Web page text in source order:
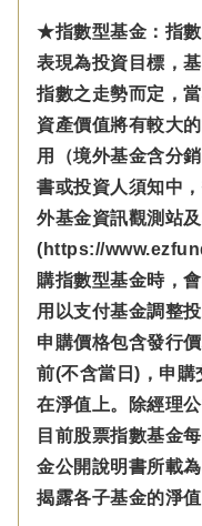
★指數型基金：指
表現為投資目標，
指數之走勢而定，
資產價值將有較大
用（境外基金含分
書或投資人須知中
外基金資訊觀測站
(https://
購指數型基金時，
用以支付基金調整
申購價格包含發行
前(不含當日)，申購
在淨值上。除經理
目前股票指數基金
金公開說明書所載
揭露各子基金的淨